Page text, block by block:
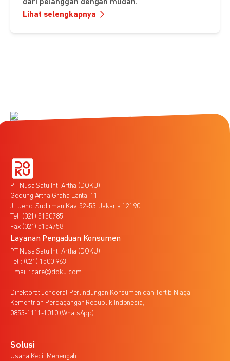
dari pelanggan dengan mudah.
Lihat selengkapnya
PT Nusa Satu Inti Artha (DOKU)
Gedung Artha Graha Lantai 11
Jl. Jend. Sudirman Kav. 52-53, Jakarta 12190
Tel. (021) 5150785,
Fax (021) 5154758
Layanan Pengaduan Konsumen
PT Nusa Satu Inti Artha (DOKU)
Tel : (021) 1500 963
Email : care@doku.com
Direktorat Jenderal Perlindungan Konsumen dan Tertib Niaga,
Kementrian Perdagangan Republik Indonesia,
0853-1111-1010 (WhatsApp)
Solusi
Usaha Kecil Menengah